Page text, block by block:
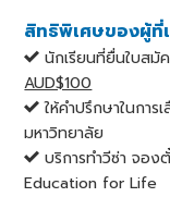
สิทธิพิเศษของผู้ที่
นักเรียนที่ยื่นใบสมั
AUD$100
ให้คำปรึกษาในการ
มหาวิทยาลัย
บริการทำวีซ่า จอ
Education for Life